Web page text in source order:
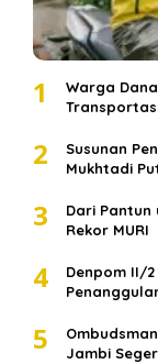
1
Warga
2
Susunan
Mukhtadi
3
Dari Pantun
Rekor MURI
4
Denpom II/
5
Jambi